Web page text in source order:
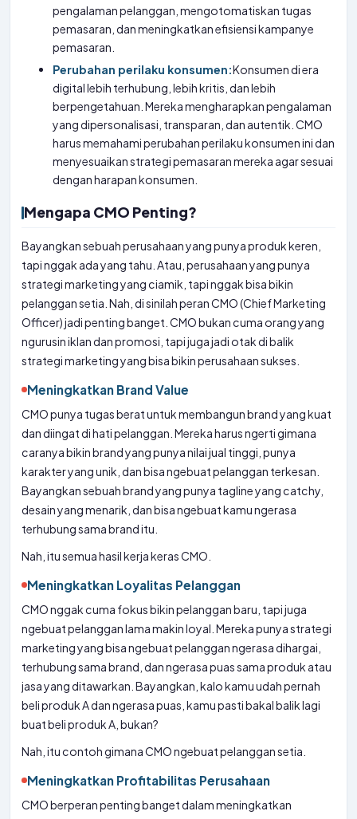
pengalaman pelanggan, mengotomatiskan tugas
pemasaran, dan meningkatkan efisiensi kampanye
pemasaran.
Perubahan perilaku konsumen:Konsumen di era
digital lebih terhubung, lebih kritis, dan lebih
berpengetahuan. Mereka mengharapkan pengalaman
yang dipersonalisasi, transparan, dan autentik. CMO
harus memahami perubahan perilaku konsumen ini dan
menyesuaikan strategi pemasaran mereka agar sesuai
dengan harapan konsumen.
Mengapa CMO Penting?
Bayangkan sebuah perusahaan yang punya produk keren,
tapi nggak ada yang tahu. Atau, perusahaan yang punya
strategi marketing yang ciamik, tapi nggak bisa bikin
pelanggan setia. Nah, di sinilah peran CMO (Chief Marketing
Officer) jadi penting banget. CMO bukan cuma orang yang
ngurusin iklan dan promosi, tapi juga jadi otak di balik
strategi marketing yang bisa bikin perusahaan sukses.
Meningkatkan Brand Value
CMO punya tugas berat untuk membangun brand yang kuat
dan diingat di hati pelanggan. Mereka harus ngerti gimana
caranya bikin brand yang punya nilai jual tinggi, punya
karakter yang unik, dan bisa ngebuat pelanggan terkesan.
Bayangkan sebuah brand yang punya tagline yang catchy,
desain yang menarik, dan bisa ngebuat kamu ngerasa
terhubung sama brand itu.
Nah, itu semua hasil kerja keras CMO.
Meningkatkan Loyalitas Pelanggan
CMO nggak cuma fokus bikin pelanggan baru, tapi juga
ngebuat pelanggan lama makin loyal. Mereka punya strategi
marketing yang bisa ngebuat pelanggan ngerasa dihargai,
terhubung sama brand, dan ngerasa puas sama produk atau
jasa yang ditawarkan. Bayangkan, kalo kamu udah pernah
beli produk A dan ngerasa puas, kamu pasti bakal balik lagi
buat beli produk A, bukan?
Nah, itu contoh gimana CMO ngebuat pelanggan setia.
Meningkatkan Profitabilitas Perusahaan
CMO berperan penting banget dalam meningkatkan